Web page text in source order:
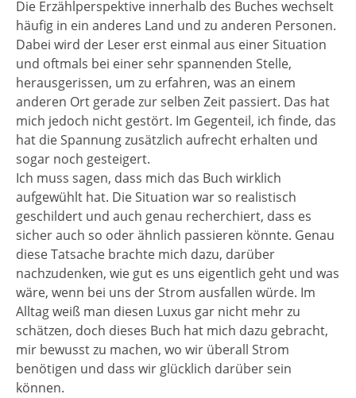
Die Erzählperspektive innerhalb des Buches wechselt
häufig in ein anderes Land und zu anderen Personen.
Dabei wird der Leser erst einmal aus einer Situation
und oftmals bei einer sehr spannenden Stelle,
herausgerissen, um zu erfahren, was an einem
anderen Ort gerade zur selben Zeit passiert. Das hat
mich jedoch nicht gestört. Im Gegenteil, ich finde, das
hat die Spannung zusätzlich aufrecht erhalten und
sogar noch gesteigert.
Ich muss sagen, dass mich das Buch wirklich
aufgewühlt hat. Die Situation war so realistisch
geschildert und auch genau recherchiert, dass es
sicher auch so oder ähnlich passieren könnte. Genau
diese Tatsache brachte mich dazu, darüber
nachzudenken, wie gut es uns eigentlich geht und was
wäre, wenn bei uns der Strom ausfallen würde. Im
Alltag weiß man diesen Luxus gar nicht mehr zu
schätzen, doch dieses Buch hat mich dazu gebracht,
mir bewusst zu machen, wo wir überall Strom
benötigen und dass wir glücklich darüber sein
können.